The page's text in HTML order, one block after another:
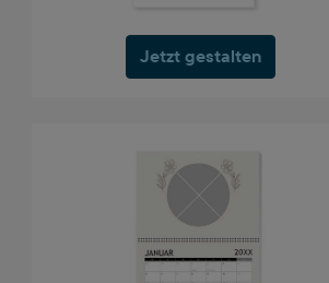
Jetzt gestalten